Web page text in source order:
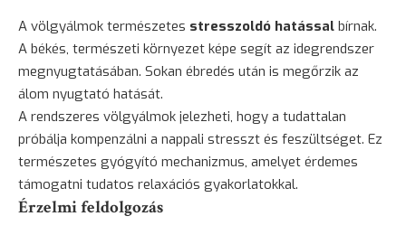
A völgyálmok természetes stresszoldó hatással bírnak.
A békés, természeti környezet képe segít az idegrendszer
megnyugtatásában. Sokan ébredés után is megőrzik az
álom nyugtató hatását.
A rendszeres völgyálmok jelezheti, hogy a tudattalan
próbálja kompenzálni a nappali stresszt és feszültséget. Ez
természetes gyógyító mechanizmus, amelyet érdemes
támogatni tudatos relaxációs gyakorlatokkal.
Érzelmi feldolgozás